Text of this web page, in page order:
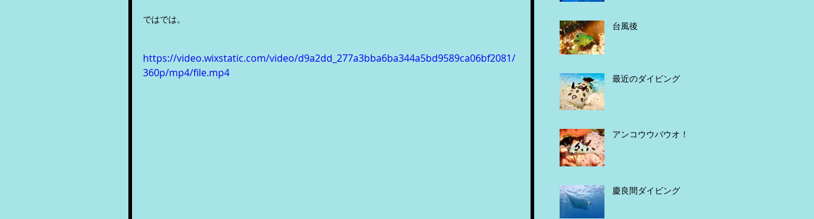
ではでは。
https://video.wixstatic.com/video/d9a2dd_277a3bba6ba344a5bd9589ca06bf2081/
360p/mp4/file.mp4
台風後
最近のダイビング
アンコウウバウオ！
慶良間ダイビング